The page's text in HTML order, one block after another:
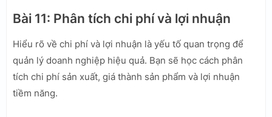
Bài 11: Phân tích chi phí và lợi nhuận
Hiểu rõ về chi phí và lợi nhuận là yếu tố quan trọng để
quản lý doanh nghiệp hiệu quả. Bạn sẽ học cách phân
tích chi phí sản xuất, giá thành sản phẩm và lợi nhuận
tiềm năng.